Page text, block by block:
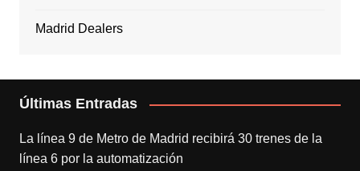
Madrid Dealers
Últimas Entradas
La línea 9 de Metro de Madrid recibirá 30 trenes de la
línea 6 por la automatización